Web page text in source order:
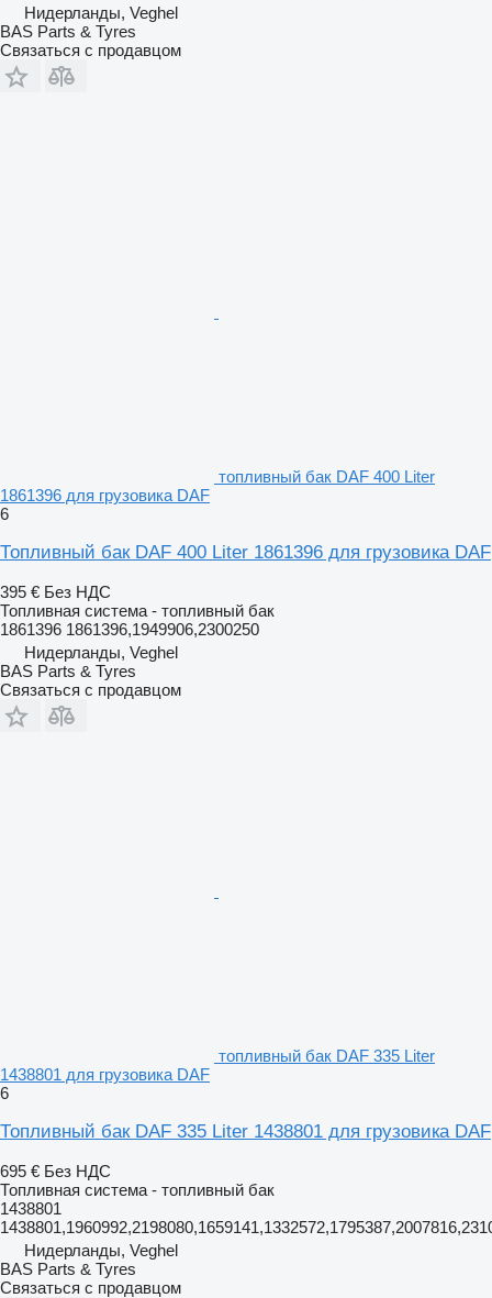
Нидерланды, Veghel
BAS Parts & Tyres
Связаться с продавцом
топливный бак DAF 400 Liter
1861396 для грузовика DAF
6
Топливный бак DAF 400 Liter 1861396 для грузовика DAF
395 € Без НДС
Топливная система - топливный бак
1861396 1861396,1949906,2300250
Нидерланды, Veghel
BAS Parts & Tyres
Связаться с продавцом
топливный бак DAF 335 Liter
1438801 для грузовика DAF
6
Топливный бак DAF 335 Liter 1438801 для грузовика DAF
695 € Без НДС
Топливная система - топливный бак
1438801
Нидерланды, Veghel
BAS Parts & Tyres
Связаться с продавцом